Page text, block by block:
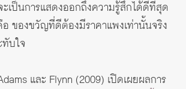
เป็นการแสดงออกถึงความรู้สึกได้ดีที่สุด
ของขวัญที่ดีต้องมีราคาแพงเท่านั้นจริง
บใจ
และ Flynn (2009) เปิดเผยผลการ